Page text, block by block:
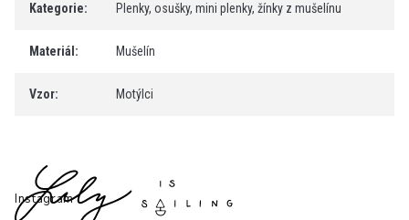
Kategorie: Plenky, osušky, mini plenky, žínky z mušelínu
Materiál : Mušelín
Vzor: Motýlci
Instagram